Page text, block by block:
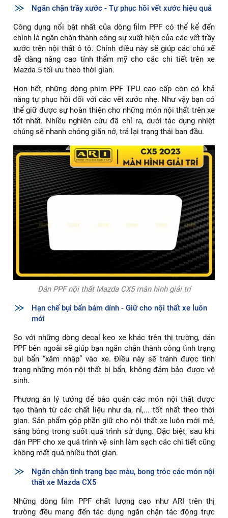
Ngăn chặn trầy xước - Tự phục hồi vết xước hiệu quả
Công dụng nổi bật nhất của dòng film PPF có thể kể đến
chính là ngăn chặn thành công sự xuất hiện của các vết trầy
xước trên nội thất ô tô. Chính điều này sẽ giúp các chủ xế
dễ dàng nâng cao tính thẩm mỹ cho các chi tiết trên xe
Mazda 5 tối ưu theo thời gian.
Hơn hết, những dòng phim PPF TPU cao cấp còn có khả
năng tự phục hồi đối với các vết xước nhẹ. Như vậy bạn có
thể giữ được sự hoàn thiện cho những món nội thất trên xe
tốt nhất. Nhiều nghiên cứu đã chỉ ra, dưới tác dụng nhiệt
chúng sẽ nhanh chóng giãn nở, trả lại trạng thái ban đầu.
Dán PPF nội thất Mazda CX5 màn hình giải trí
Hạn chế bụi bẩn bám dính - Giữ cho nội thất xe luôn
mới
So với những dòng decal keo xe khác trên thị trường, dán
PPF bên ngoài sẽ giúp bạn ngăn chặn thành công tình trạng
bụi bẩn “xâm nhập” vào xe. Điều này sẽ tránh được tình
trạng những món nội thất bị bẩn, không đảm bảo được vệ
sinh.
Phương án lý tưởng để bảo quản các món nội thất được
tạo thành từ các chất liệu như da, nỉ,... tốt nhất theo thời
gian. Sản phẩm góp phần giữ cho nội thất xe luôn mới mẻ,
sáng bóng trong suốt quá trình sử dụng. Đặc biệt, sau khi
dán PPF cho xe quá trình vệ sinh làm sạch các chi tiết cũng
không mất quá nhiều thời gian.
Ngăn chặn tình trạng bạc màu, bong tróc các món nội
thất xe Mazda CX5
Những dòng film PPF chất lượng cao như ARI trên thị
trường đều mang đến tác dụng ngăn chặn tác động trực